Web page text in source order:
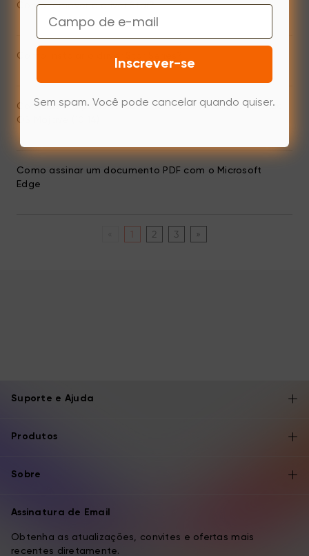
Como remover o driver Star?
Como instalar o driver Star Series?
Como usar a pressão da caneta do Photoshop no Mac
OS Mojave (10.14)
Como assinar um documento PDF com o Microsoft
Edge
2 3 »
Suporte e Ajuda
Produtos
Sobre
Assinatura de Email
Obtenha as atualizações, convites e ofertas mais
recentes diretamente.
Email
Inscrever-se
Sem spam. Você pode cancelar quando quiser.